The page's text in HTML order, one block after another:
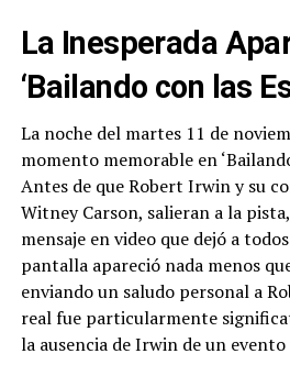
La Inesperada
‘Bailando con las
La noche del martes 11 de
momento memorable en
Antes de que Robert Irwin y su
Witney Carson, salieran a la
mensaje en video que dejó a
pantalla apareció nada menos
enviando un saludo personal a
real fue particularmente
la ausencia de Irwin de un